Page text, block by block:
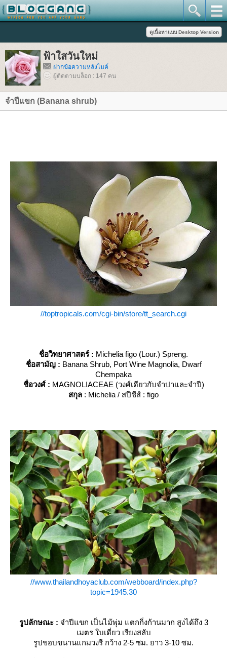
ฟ้าใสวันใหม่
ฝากข้อความหลังไมค์
ผู้ติดตามบล็อก : 147 คน
จำปีแขก (Banana shrub)
//toptropicals.com/cgi-bin/store/tt_search.cgi
ชื่อวิทยาศาสตร์ : Michelia figo (Lour.) Spreng.
ชื่อสามัญ : Banana Shrub, Port Wine Magnolia, Dwarf
Chempaka
ชื่อวงศ์ : MAGNOLIACEAE (วงศ์เดียวกับจำปาและจำปี)
สกุล : Michelia / สปีชีส์ : figo
//www.thailandhoyaclub.com/webboard/index.php?
topic=1945.30
รูปลักษณะ : จำปีแขก เป็นไม้พุ่ม แตกกิ่งก้านมาก สูงได้ถึง 3
เมตร ใบเดี่ยว เรียงสลับ
รูปขอบขนานแกมวงรี กว้าง 2-5 ซม. ยาว 3-10 ซม.